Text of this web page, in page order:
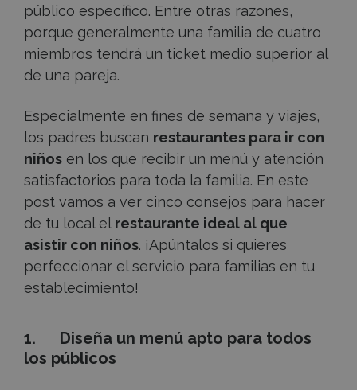
con
niños
público específico. Entre otras razones,
porque generalmente una familia de cuatro
miembros tendrá un ticket medio superior al
de una pareja.
Especialmente en fines de semana y viajes,
los padres buscan restaurantes para ir con
niños en los que recibir un menú y atención
satisfactorios para toda la familia. En este
post vamos a ver cinco consejos para hacer
de tu local el restaurante ideal al que
asistir con niños. ¡Apúntalos si quieres
perfeccionar el servicio para familias en tu
establecimiento!
1. Diseña un menú apto para todos
los públicos